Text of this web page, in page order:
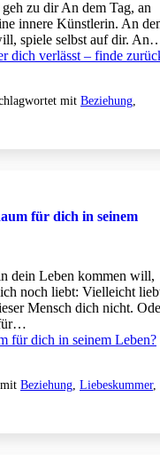
zu dir An dem Tag, an
innere Künstlerin. An
spiele selbst auf dir.
dich verlässt – finde
mit Beziehung
für dich in seinem
dein Leben kommen will,
noch liebt: Vielleicht
Mensch dich nicht.
für…
für dich in seinem Leben?
Beziehung, Liebeskummer,